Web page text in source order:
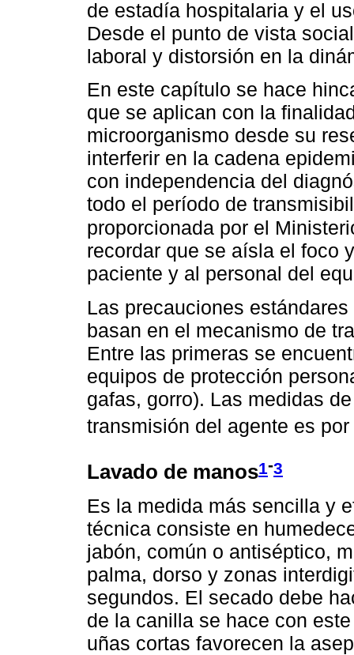
de estadía hospitalaria y el
Desde el punto de vista
laboral y distorsión en la
En este capítulo se hace
que se aplican con la
microorganismo desde su
interferir en la cadena
con independencia del
todo el período de
proporcionada por el
recordar que se aísla el foco
paciente y al personal del
Las precauciones
basan en el mecanismo de
Entre las primeras se
equipos de protección
gafas, gorro). Las medidas
transmisión del agente es
Lavado de manos1-3
Es la medida más sencilla y
técnica consiste en
jabón, común o antiséptico,
palma, dorso y zonas
segundos. El secado debe
de la canilla se hace con
uñas cortas favorecen la